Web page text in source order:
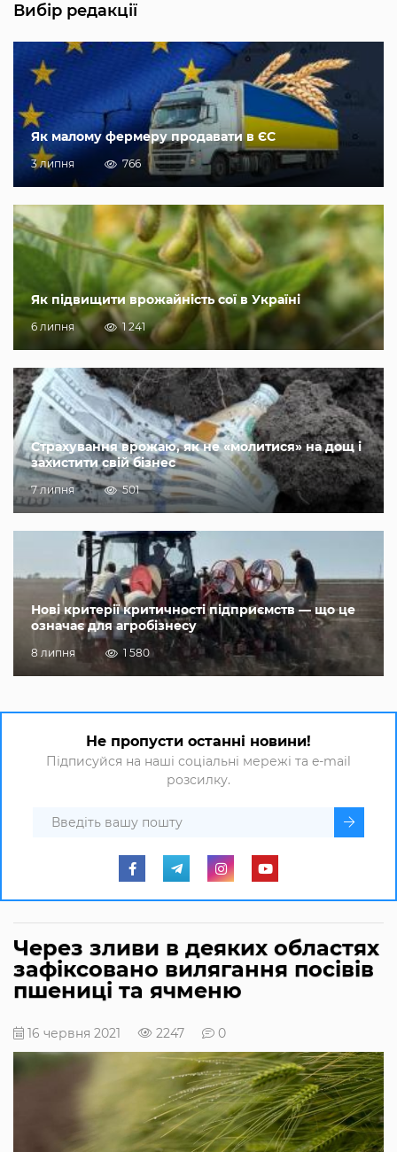
Вибір редакції
Як малому фермеру продавати в ЄС
3 липня 766
Як підвищити врожайність сої в Україні
6 липня 1 241
Страхування врожаю, як не «молитися» на дощ і
захистити свій бізнес
7 липня 501
Нові критерії критичності підприємств — що це
означає для агробізнесу
8 липня 1 580
Не пропусти останні новини!
Підписуйся на наші соціальні мережі та e-mail
розсилку.
Через зливи в деяких областях
зафіксовано вилягання посівів
пшениці та ячменю
16 червня 2021 2247 0